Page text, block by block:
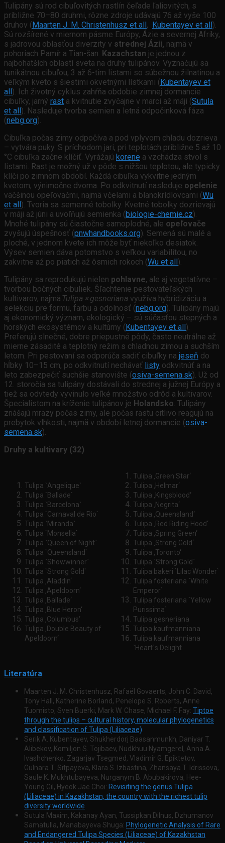
Tulipány sú rod cibuľovitých rastlín čeľade ľaliovitých, s
približne 70–80 druhmi, rôzne zdroje udávajú 76 až vyše 100
druhov (Maarten J. M. Christenhusz et all, Kubentayev et all).
Sú rozšírené v miernom pásme Európy, Ázie a severnej Afriky,
s jadrovou oblasťou diverzity v strednej Ázii, najmä v
pohoriach Pamír a Tian-šan. Kazachstan je jednou z
najbohatších oblastí sveta na druhy tulipánov. Vyznačujú sa
tunikátnou cibuľou, 3 až 6-tim listami so súbežnou žilnatinou a
veľkým kveto s šiestimi okvetnými lístkami (Kubentayev et
all). Ich životný cyklus zahŕňa obdobie zimnej dormancie
cibuľky, jarný rast a kvitnutie zvyčajne v marci až máji (Sutula
et all). Nasleduje tvorba semien a letná odpočinková fáza
(nebg.org).
Cibuľka počas zimy odpočíva a pod vplyvom chladu dozrieva
– vytvára puky. S príchodom jari, pri teplotách približne 5 až 10
°C cibuľka začne klíčiť. Vyrážajú korene a vzchádza stvol s
listami. Rast je možný už v pôde s nižšou teplotou, ale typicky
klíči po zimnom období. Každá cibuľka vykvitne jedným
kvetom, výnimočne dvoma. Po odkvitnutí nasleduje opelenie
väčšinou opeľovačmi, najmä včelami a blanokrídlovcami (Wu
et all). Tvoria sa semenné tobolky. Kvetné tobolky dozrievajú
v máji až júni a uvoľňujú semienka (biologie-chemie.cz).
Mnohé tulipány sú čiastočne samoplodné, ale opeľovače
zvyšujú úspešnosť (pnwhandbooks.org). Semená sú malé a
ploché, v jednom kvete ich môže byť niekoľko desiatok.
Výsev semien dáva potomstvo s veľkou variabilitou, no
zakvitne až po piatich až ôsmich rokoch (Wu et all).
Tulipány sa reprodukujú nielen pohlavne, ale aj vegetatívne –
tvorbou bočných cibuliek. Šľachtenie pestovateľských
kultivarov, najmä Tulipa × gesneriana využíva hybridizáciu a
selekciu pre formu, farbu a odolnosť (nebg.org). Tulipány majú
aj ekonomický význam, ekologický – sú súčasťou stepných a
horských ekosystémov a kultúrny (Kubentayev et all).
Preferujú slnečné, dobre priepustné pôdy, často neutrálne až
mierne zásadité a teplotný režim s chladnou zimou a suchším
letom. Pri pestovaní sa odporúča sadiť cibuľky na jeseň do
hĺbky 10–15 cm, po odkvitnutí nechávať listy odkvitnúť a na
leto zabezpečiť suchšie stanovište (osiva-semena.sk). Už od
12. storočia sa tulipány dostávali do strednej a južnej Európy a
tiež sa odvtedy vyvinulo veľké množstvo odrôd a kultivarov.
Špecialistom na kríženie tulipánov je Holandsko. Tulipány
znášajú mrazy počas zimy, ale počas rastu citlivo reagujú na
prebytok vlhkosti, najmä v období letnej dormancie (osiva-
semena.sk).
Druhy a kultivary (32)
Tulipa `Angelique`
Tulipa `Ballade`
Tulipa `Barcelona`
Tulipa `Carnaval de Rio`
Tulipa `Miranda`
Tulipa `Monsella`
Tulipa `Queen of Night`
Tulipa `Queensland`
Tulipa `Showwinner`
Tulipa `Strong Gold`
Tulipa ‚Aladdin‘
Tulipa ‚Apeldoorn‘
Tulipa ‚Ballade‘
Tulipa ‚Blue Heron‘
Tulipa ‚Columbus‘
Tulipa ‚Double Beauty of
Apeldoorn‘
Tulipa ‚Green Star‘
Tulipa ‚Helmar‘
Tulipa ‚Kingsblood‘
Tulipa ‚Negrita‘
Tulipa ‚Queensland‘
Tulipa ‚Red Riding Hood‘
Tulipa ‚Spring Green‘
Tulipa ‚Strong Gold‘
Tulipa ‚Toronto‘
Tulipa `Strong Gold`
Tulipa bakeri `Lilac Wonder`
Tulipa fosteriana `White
Emperor`
Tulipa fosteriana `Yellow
Purissima`
Tulipa gesneriana
Tulipa kaufmanniana
Tulipa kaufmanniana
`Heart`s Delight
Literatúra
Maarten J. M. Christenhusz, Rafaël Govaerts, John C. David,
Tony Hall, Katherine Borland, Penelope S. Roberts, Anne
Tuomisto, Sven Buerki, Mark W. Chase, Michael F. Fay: Tiptoe
through the tulips – cultural history, molecular phylogenetics
and classification of Tulipa (Liliaceae)
Serik A. Kubentayev, Shukherdorj Baasanmunkh, Daniyar T.
Alibekov, Komiljon S. Tojibaev, Nudkhuu Nyamgerel, Anna A.
Ivashchenko, Zagarjav Tsegmed, Vladimir G. Epiktetov,
Gulnara T. Sitpayeva, Klara S. Izbastina, Zhansaya T. Idrissova,
Saule K. Mukhtubayeva, Nurganym B. Abubakirova, Hee-
Young Gil, Hyeok Jae Choi: Revisiting the genus Tulipa
(Liliaceae) in Kazakhstan, the country with the richest tulip
diversity worldwide
Sutula Maxim, Kakanay Ayan, Tussipkan Dilnus, Dzhumanov
Samatulla, Manabayeva Shuga: Phylogenetic Analysis of Rare
and Endangered Tulipa Species (Liliaceae) of Kazakhstan